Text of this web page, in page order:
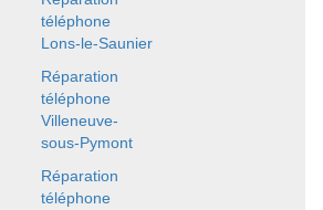
téléphone
Lons-le-Saunier
Réparation
téléphone
Villeneuve-
sous-Pymont
Réparation
téléphone